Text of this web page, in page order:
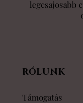
legcsajosabb
RÓLUNK
Támogatás